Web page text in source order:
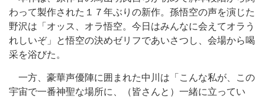
わって製作された１７年ぶりの新作。孫悟空の声を演じた
野沢は「オッス、オラ悟空。今日はみんなに会えてオラう
れしいぞ」と悟空の決めゼリフであいさつし、会場から喝
采を浴びた。
一方、豪華声優陣に囲まれた中川は「こんな私が、この
宇宙で一番神聖な場所に、（皆さんと）一緒に立ってい